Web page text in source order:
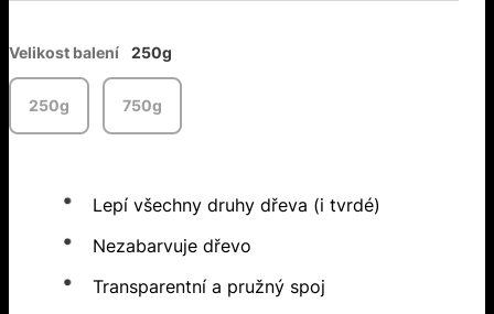
Velikost balení 250g
250g 750g
Lepí všechny druhy dřeva (i tvrdé)
Nezabarvuje dřevo
Transparentní a pružný spoj